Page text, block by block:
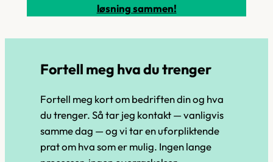
løsning sammen!
Fortell meg hva du trenger
Fortell meg kort om bedriften din og hva
du trenger. Så tar jeg kontakt — vanligvis
samme dag — og vi tar en uforpliktende
prat om hva som er mulig. Ingen lange